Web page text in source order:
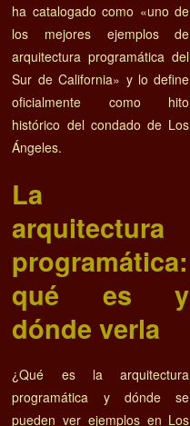
ha catalogado como «uno de
los mejores ejemplos de
arquitectura programática del
Sur de California» y lo define
oficialmente como hito
histórico del condado de Los
Ángeles.
La
arquitectura
programática:
qué es y
dónde verla
¿Qué es la arquitectura
programática y dónde se
pueden ver ejemplos en Los